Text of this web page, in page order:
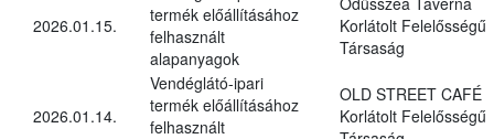
2026.01.15.
termék előállításához
felhasznált
alapanyagok
Korlátolt Felelősségű
Társaság
2026.01.14.
Vendéglátó-ipari
termék előállításához
felhasznált
OLD STREET CAFÉ
Korlátolt Felelősségű